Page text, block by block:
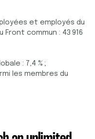
et employés du
commun : 43 916
: 7,4 % ;
les membres du